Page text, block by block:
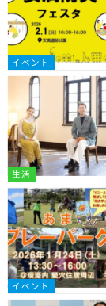
イベント
生活
イベント